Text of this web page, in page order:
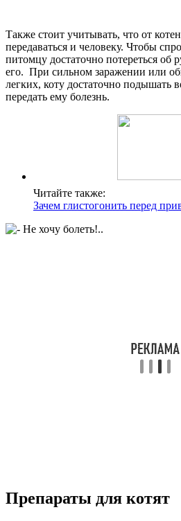
Также стоит учитывать, что от
передаваться и человеку. Чтобы
питомцу достаточно потереться об
его. При сильном заражении или
легких, коту достаточно подышать
передать ему болезнь.
Читайте также:
Зачем глистогонить перед
Препараты для котят